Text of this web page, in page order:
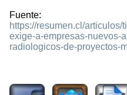
Fuente:
https://resumen.cl/
exige-a-empresas-nuevos-
radiologicos-de-proyectos-